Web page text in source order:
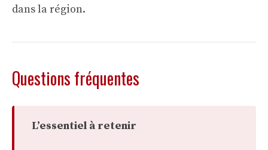
dans la région.
Questions fréquentes
L’essentiel à retenir